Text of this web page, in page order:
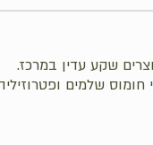
שקע עדין במרכז.
שלמים